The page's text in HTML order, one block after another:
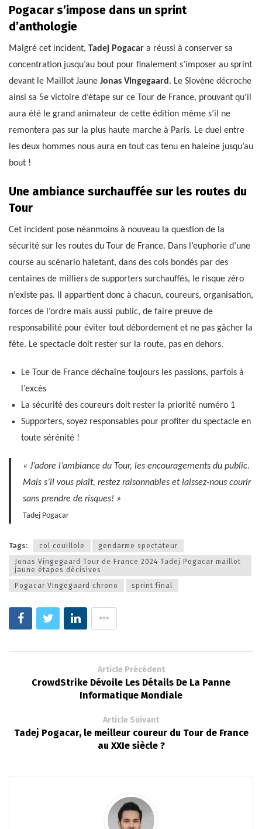
Pogacar s’impose dans un sprint
d’anthologie
Malgré cet incident, Tadej Pogacar a réussi à conserver sa
concentration jusqu’au bout pour finalement s’imposer au sprint
devant le Maillot Jaune Jonas Vingegaard. Le Slovène décroche
ainsi sa 5e victoire d’étape sur ce Tour de France, prouvant qu’il
aura été le grand animateur de cette édition même s’il ne
remontera pas sur la plus haute marche à Paris. Le duel entre
les deux hommes nous aura en tout cas tenu en haleine jusqu’au
bout !
Une ambiance surchauffée sur les routes du
Tour
Cet incident pose néanmoins à nouveau la question de la
sécurité sur les routes du Tour de France. Dans l’euphorie d’une
course au scénario haletant, dans des cols bondés par des
centaines de milliers de supporters surchauffés, le risque zéro
n’existe pas. Il appartient donc à chacun, coureurs, organisation,
forces de l’ordre mais aussi public, de faire preuve de
responsabilité pour éviter tout débordement et ne pas gâcher la
fête. Le spectacle doit rester sur la route, pas en dehors.
Le Tour de France déchaîne toujours les passions, parfois à
l’excès
La sécurité des coureurs doit rester la priorité numéro 1
Supporters, soyez responsables pour profiter du spectacle en
toute sérénité !
« J’adore l’ambiance du Tour, les encouragements du public.
Mais s’il vous plaît, restez raisonnables et laissez-nous courir
sans prendre de risques! »
Tadej Pogacar
Tags: col couillole
gendarme spectateur
Jonas Vingegaard Tour de France 2024 Tadej Pogacar maillot
jaune étapes décisives
Pogacar Vingegaard chrono
sprint final
Article Précédent
CrowdStrike Dévoile Les Détails De La Panne
Informatique Mondiale
Article Suivant
Tadej Pogacar, le meilleur coureur du Tour de France
au XXIe siècle ?